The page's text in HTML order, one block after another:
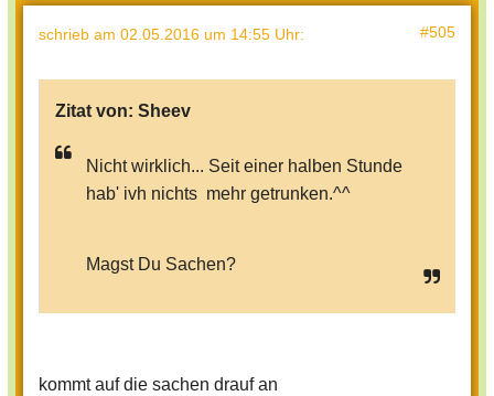
schrieb am 02.05.2016 um 14:55 Uhr: #505
Zitat von: Sheev
Nicht wirklich... Seit einer halben Stunde
hab' ivh nichts mehr getrunken.^^
Magst Du Sachen?
kommt auf die sachen drauf an